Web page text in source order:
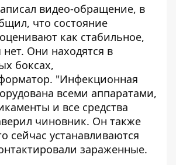
видео-обращение, в
что состояние
как стабильное,
Они находятся в
боксах,
. "Инфекционная
всеми аппаратами,
и все средства
чиновник. Он также
сейчас устанавливаются
зараженные.